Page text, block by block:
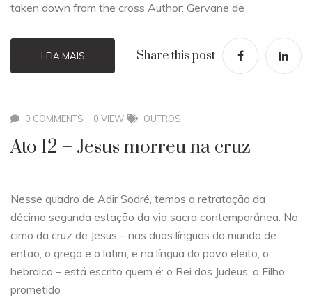
taken down from the cross Author: Gervane de
LEIA MAIS Share this post
0 COMMENTS 0 VIEW OUTROS
Ato 12 – Jesus morreu na cruz
Nesse quadro de Adir Sodré, temos a retratação da
décima segunda estação da via sacra contemporânea. No
cimo da cruz de Jesus – nas duas línguas do mundo de
então, o grego e o latim, e na língua do povo eleito, o
hebraico – está escrito quem é: o Rei dos Judeus, o Filho
prometido